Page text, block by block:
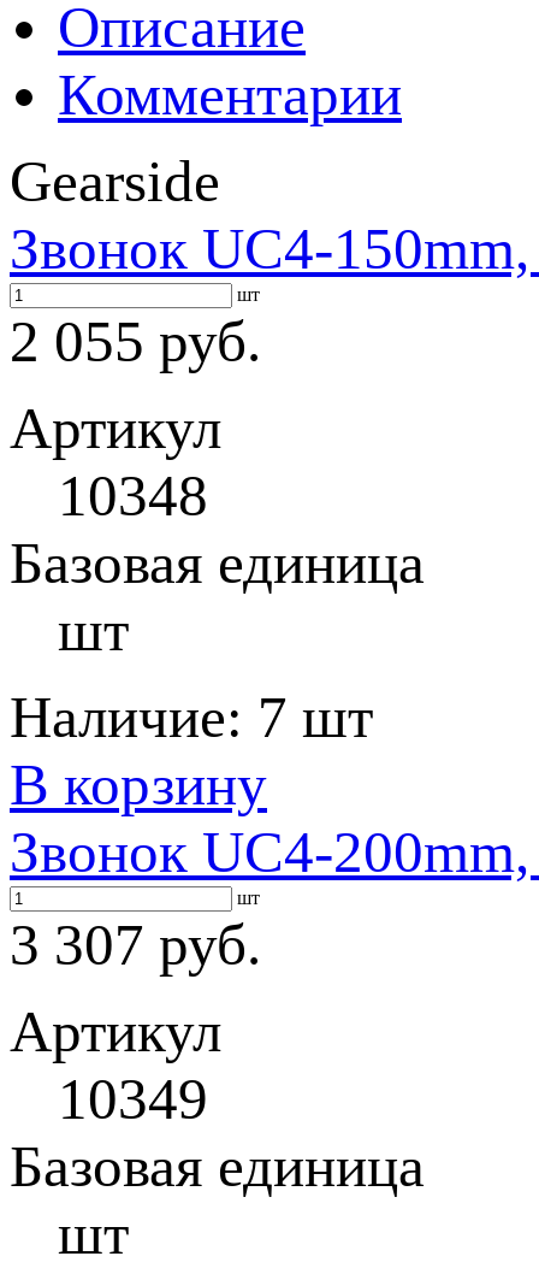
Описание
Комментарии
Gearside
Звонок UC4-
шт
2 055 руб.
Артикул
10348
Базовая единица
шт
Наличие: 7 шт
В корзину
Звонок UC4-
шт
3 307 руб.
Артикул
10349
Базовая единица
шт